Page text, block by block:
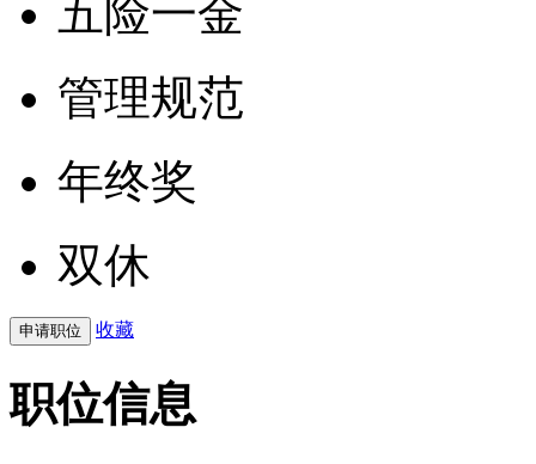
五险一金
管理规范
年终奖
双休
收藏
职位信息